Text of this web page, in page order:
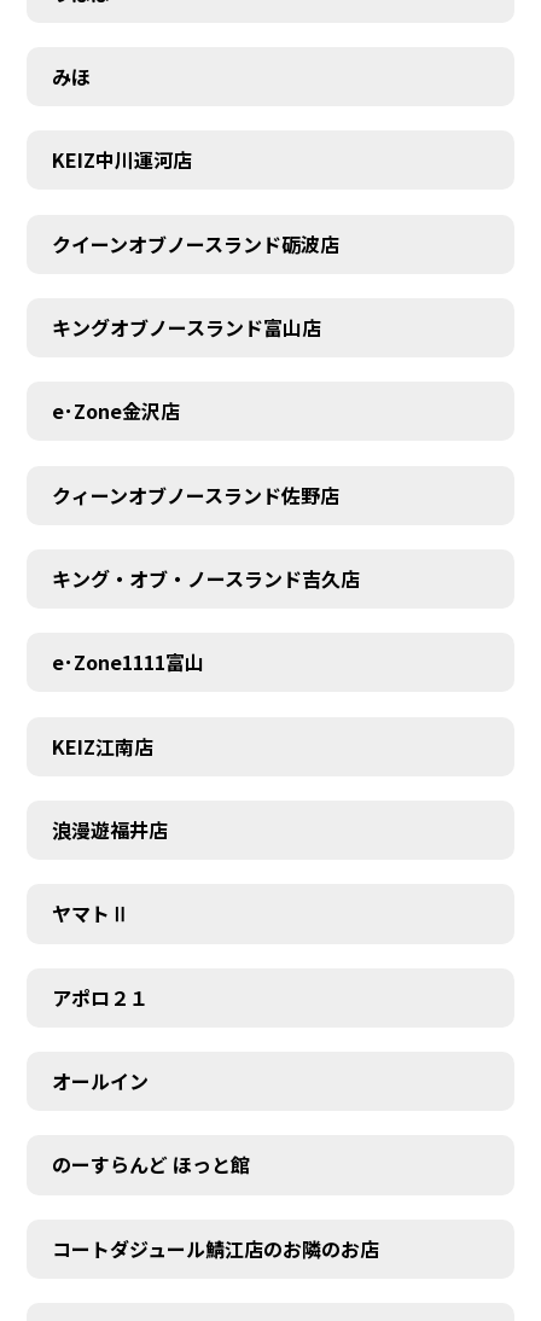
MEMBER
みほ
KEIZ中川運河店
クイーンオブノースランド砺波店
キングオブノースランド富山店
e･Zone金沢店
クィーンオブノースランド佐野店
キング・オブ・ノースランド吉久店
e･Zone1111富山
KEIZ江南店
浪漫遊福井店
ヤマトⅡ
アポロ２１
オールイン
のーすらんど ほっと館
コートダジュール鯖江店のお隣のお店